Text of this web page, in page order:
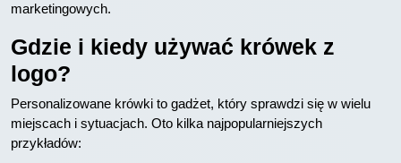
marketingowych.
Gdzie i kiedy używać krówek z
logo?
Personalizowane krówki to gadżet, który sprawdzi się w wielu
miejscach i sytuacjach. Oto kilka najpopularniejszych
przykładów: